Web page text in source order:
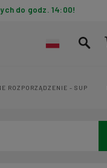
ROZPORZĄDZENIE - SUP
do godz. 14:00!